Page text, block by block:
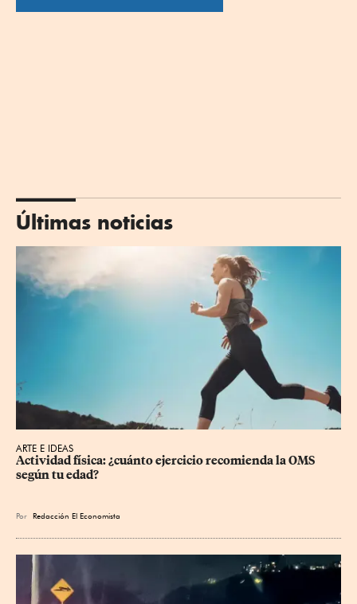
Últimas noticias
ARTE E IDEAS
Actividad física: ¿cuánto ejercicio recomienda la OMS
según tu edad?
Por Redacción El Economista